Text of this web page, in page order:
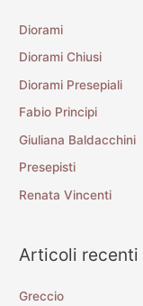
Diorami
Diorami Chiusi
Diorami Presepiali
Fabio Principi
Giuliana Baldacchini
Presepisti
Renata Vincenti
Articoli recenti
Greccio